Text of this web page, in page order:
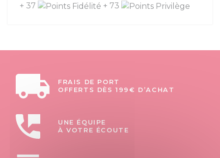
+ 37 + 73
FRAIS DE PORT
OFFERTS DÈS 199€ D’ACHAT
UNE ÉQUIPE
À VOTRE ÉCOUTE